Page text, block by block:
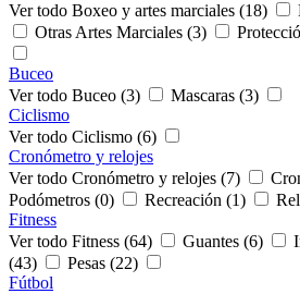
Ver todo Boxeo y artes marciales (18)
Otras Artes Marciales (3)
Buceo
Ver todo Buceo (3)
Mascaras (3)
Ciclismo
Ver todo Ciclismo (6)
Cronómetro y relojes
Ver todo Cronómetro y relojes (7)
Podómetros (0)
Recreación (1)
Fitness
Ver todo Fitness (64)
Guantes (6)
(43)
Pesas (22)
Fútbol